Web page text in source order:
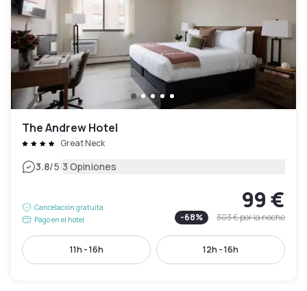
The Andrew Hotel
Great Neck
3.8/5|3 Opiniones
Cancelación gratuita
Pago en el hotel
99 €
-68% 303 €por la noche
11h - 16h 12h - 16h